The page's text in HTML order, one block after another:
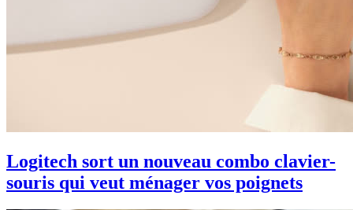
Logitech sort un nouveau combo clavier-
souris qui veut ménager vos poignets